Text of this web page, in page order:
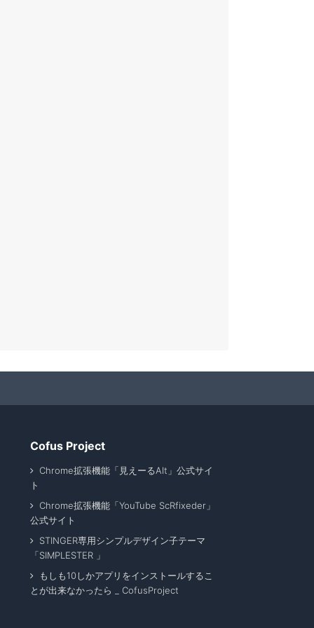
Cofus Project
Chrome拡張機能「見えーるAlt」公式サイ
ト
Chrome拡張機能「YouTube ScRfixeder」
公式サイト
STINGER専用シンプルデザイン子テーマ
「SIMPLESTER 」
もしも10しかアプリをインストールするこ
とが出来なかったら _ CofusProject